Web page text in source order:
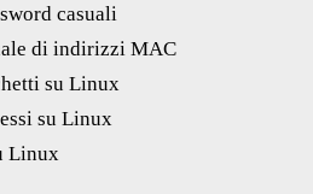
casuali
di indirizzi MAC
su Linux
su Linux
Linux